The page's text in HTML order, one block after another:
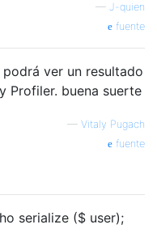
— J-quien
fuente
ver un resultado
Profiler. buena suerte
— Vitaly Pugach
fuente
serialize ($ user);